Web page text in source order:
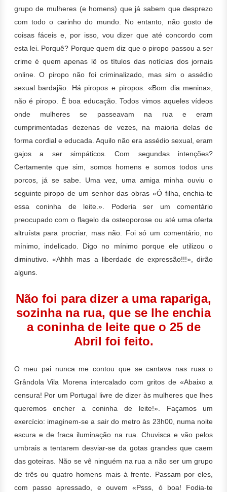
grupo de mulheres (e homens) que já sabem que desprezo
com todo o carinho do mundo. No entanto, não gosto de
coisas fáceis e, por isso, vou dizer que até concordo com
esta lei. Porquê? Porque quem diz que o piropo passou a ser
crime é quem apenas lê os títulos das notícias dos jornais
online. O piropo não foi criminalizado, mas sim o assédio
sexual bardajão. Há piropos e piropos. «Bom dia menina»,
não é piropo. É boa educação. Todos vimos aqueles vídeos
onde mulheres se passeavam na rua e eram
cumprimentadas dezenas de vezes, na maioria delas de
forma cordial e educada. Aquilo não era assédio sexual, eram
gajos a ser simpáticos. Com segundas intenções?
Certamente que sim, somos homens e somos todos uns
porcos, já se sabe. Uma vez, uma amiga minha ouviu o
seguinte piropo de um senhor das obras «Ó filha, enchia-te
essa coninha de leite.». Poderia ser um comentário
preocupado com o flagelo da osteoporose ou até uma oferta
altruísta para procriar, mas não. Foi só um comentário, no
mínimo, indelicado. Digo no mínimo porque ele utilizou o
diminutivo. «Ahhh mas a liberdade de expressão!!!», dirão
alguns.
Não foi para dizer a uma rapariga,
sozinha na rua, que se lhe enchia
a coninha de leite que o 25 de
Abril foi feito.
O meu pai nunca me contou que se cantava nas ruas o
Grândola Vila Morena intercalado com gritos de «Abaixo a
censura! Por um Portugal livre de dizer às mulheres que lhes
queremos encher a coninha de leite!». Façamos um
exercício: imaginem-se a sair do metro às 23h00, numa noite
escura e de fraca iluminação na rua. Chuvisca e vão pelos
umbrais a tentarem desviar-se da gotas grandes que caem
das goteiras. Não se vê ninguém na rua a não ser um grupo
de três ou quatro homens mais à frente. Passam por eles,
com passo apressado, e ouvem «Psss, ó boa! Fodia-te